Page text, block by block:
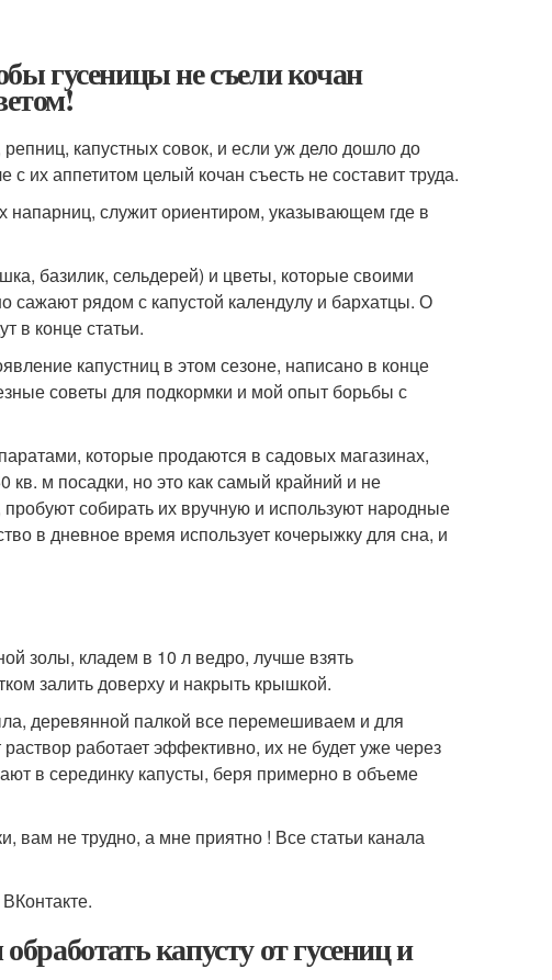
гусеницы не съели кочан
капустных совок, и если уж дело дошло до
с их аппетитом целый кочан съесть не составит труда.
напарниц, служит ориентиром, указывающем где в
базилик, сельдерей) и цветы, которые своими
сажают рядом с капустой календулу и бархатцы. О
в конце статьи.
капустниц в этом сезоне, написано в конце
советы для подкормки и мой опыт борьбы с
которые продаются в садовых магазинах,
кв. м посадки, но это как самый крайний и не
собирать их вручную и используют народные
в дневное время использует кочерыжку для сна, и
золы, кладем в 10 л ведро, лучше взять
залить доверху и накрыть крышкой.
деревянной палкой все перемешиваем и для
работает эффективно, их не будет уже через
в серединку капусты, беря примерно в объеме
вам не трудно, а мне приятно ! Все статьи канала
капусту от гусениц и